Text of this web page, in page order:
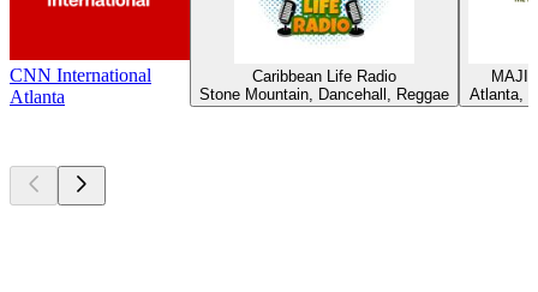
CNN International
Atlanta
Caribbean Life Radio
Stone Mountain, Dancehall, Reggae
Atlanta,